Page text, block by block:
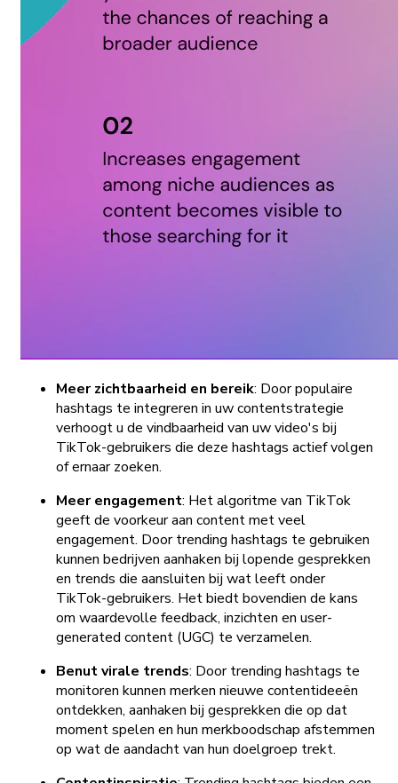
Meer zichtbaarheid en bereik: Door populaire
hashtags te integreren in uw contentstrategie
verhoogt u de vindbaarheid van uw video's bij
TikTok-gebruikers die deze hashtags actief volgen
of ernaar zoeken.
Meer engagement: Het algoritme van TikTok
geeft de voorkeur aan content met veel
engagement. Door trending hashtags te gebruiken
kunnen bedrijven aanhaken bij lopende gesprekken
en trends die aansluiten bij wat leeft onder
TikTok-gebruikers. Het biedt bovendien de kans
om waardevolle feedback, inzichten en user-
generated content (UGC) te verzamelen.
Benut virale trends: Door trending hashtags te
monitoren kunnen merken nieuwe contentideeën
ontdekken, aanhaken bij gesprekken die op dat
moment spelen en hun merkboodschap afstemmen
op wat de aandacht van hun doelgroep trekt.